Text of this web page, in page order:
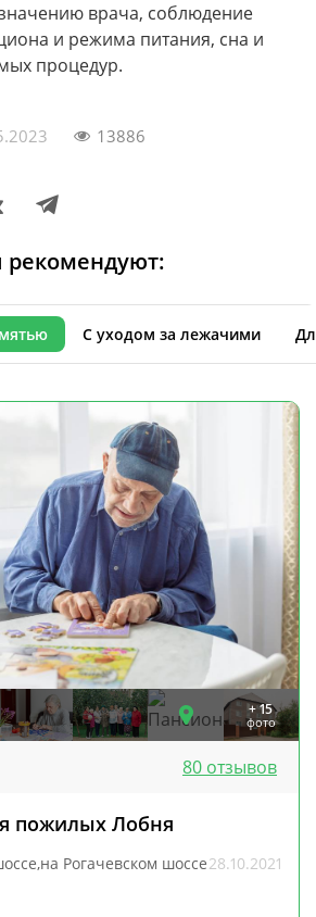
врача, соблюдение
и режима питания, сна и
процедур.
13886
рекомендуют:
С уходом за лежачими
+ 15
фото
80 отзывов
пожилых Лобня
Рогачевском шоссе28.10.2021